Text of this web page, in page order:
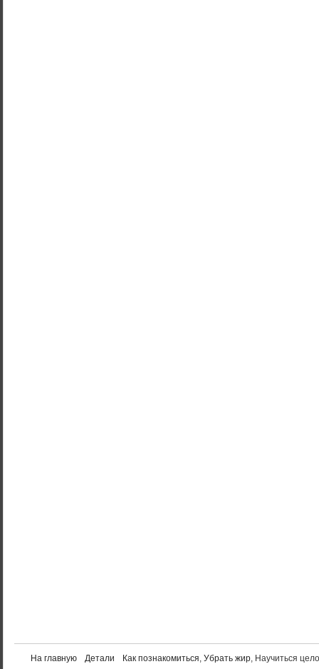
На главную Детали Как познакомиться, Убрать жир, Научиться